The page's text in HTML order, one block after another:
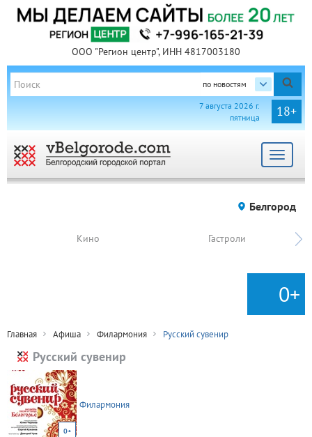
ООО "Регион центр", ИНН 4817003180
по новостям
18+
7 августа 2026 г.
пятница
Toggle
Белгород
Кино Гастроли
0+
Главная Афиша Филармония Русский сувенир
Русский сувенир
0+
Филармония